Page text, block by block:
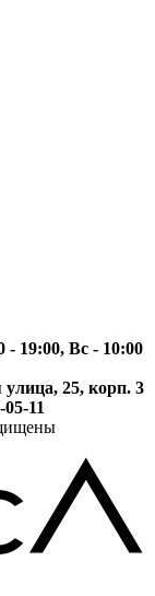
- 19:00, Вс - 10:00
улица, 25, корп. 3
11